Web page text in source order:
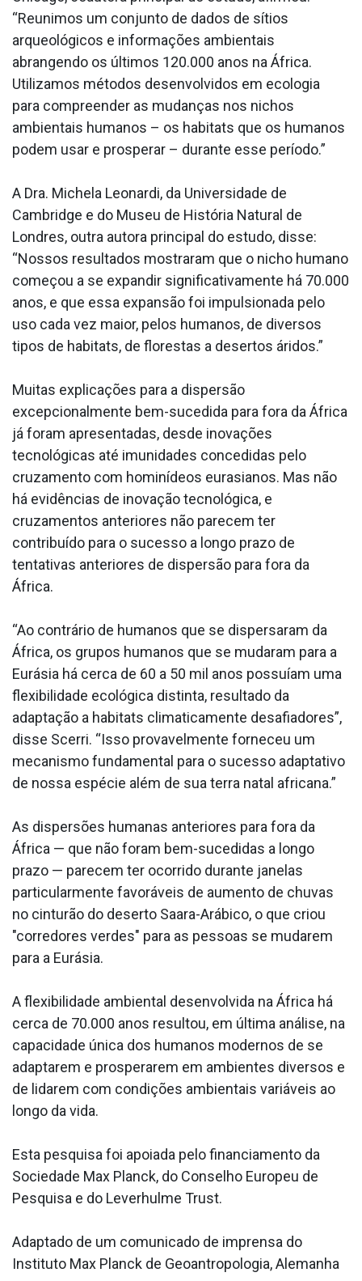
“Reunimos um conjunto de dados de sítios
arqueológicos e informações ambientais
abrangendo os últimos 120.000 anos na África.
Utilizamos métodos desenvolvidos em ecologia
para compreender as mudanças nos nichos
ambientais humanos – os habitats que os humanos
podem usar e prosperar – durante esse período.”
A Dra. Michela Leonardi, da Universidade de
Cambridge e do Museu de História Natural de
Londres, outra autora principal do estudo, disse:
“Nossos resultados mostraram que o nicho humano
começou a se expandir significativamente há 70.000
anos, e que essa expansão foi impulsionada pelo
uso cada vez maior, pelos humanos, de diversos
tipos de habitats, de florestas a desertos áridos.”
Muitas explicações para a dispersão
excepcionalmente bem-sucedida para fora da África
já foram apresentadas, desde inovações
tecnológicas até imunidades concedidas pelo
cruzamento com hominídeos eurasianos. Mas não
há evidências de inovação tecnológica, e
cruzamentos anteriores não parecem ter
contribuído para o sucesso a longo prazo de
tentativas anteriores de dispersão para fora da
África.
“Ao contrário de humanos que se dispersaram da
África, os grupos humanos que se mudaram para a
Eurásia há cerca de 60 a 50 mil anos possuíam uma
flexibilidade ecológica distinta, resultado da
adaptação a habitats climaticamente desafiadores”,
disse Scerri. “Isso provavelmente forneceu um
mecanismo fundamental para o sucesso adaptativo
de nossa espécie além de sua terra natal africana.”
As dispersões humanas anteriores para fora da
África — que não foram bem-sucedidas a longo
prazo — parecem ter ocorrido durante janelas
particularmente favoráveis de aumento de chuvas
no cinturão do deserto Saara-Arábico, o que criou
"corredores verdes" para as pessoas se mudarem
para a Eurásia.
A flexibilidade ambiental desenvolvida na África há
cerca de 70.000 anos resultou, em última análise, na
capacidade única dos humanos modernos de se
adaptarem e prosperarem em ambientes diversos e
de lidarem com condições ambientais variáveis ao
longo da vida.
Esta pesquisa foi apoiada pelo financiamento da
Sociedade Max Planck, do Conselho Europeu de
Pesquisa e do Leverhulme Trust.
Adaptado de um comunicado de imprensa do
Instituto Max Planck de Geoantropologia, Alemanha